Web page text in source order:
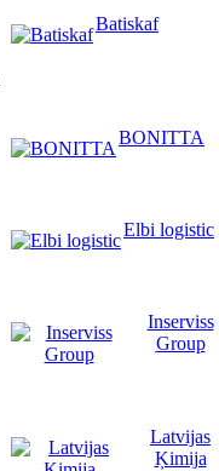
Batiskaf
BONITTA
Elbi logistic
Inserviss
Group
Latvijas
Ķimija